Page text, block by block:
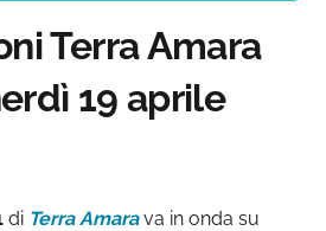
Terra Amara
19 aprile
di Terra Amarava in onda su